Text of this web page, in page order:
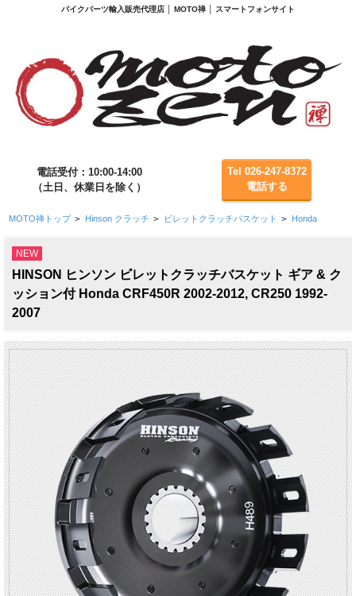
バイクパーツ輸入販売代理店 │ MOTO禅 │ スマートフォンサイト
電話受付：10:00-14:00
（土日、休業日を除く）
Tel 026-247-8372
電話する
MOTO禅トップ > Hinson クラッチ > ビレットクラッチバスケット > Honda
NEW
HINSON ヒンソン ビレットクラッチバスケット ギア & ク
ッション付 Honda CRF450R 2002-2012, CR250 1992-
2007